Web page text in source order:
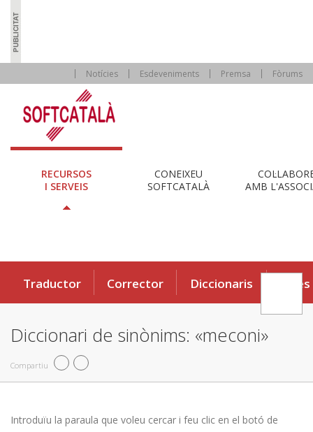
Notícies Esdeveniments Premsa Fòrums
RECURSOS
I SERVEIS
CONEIXEU
SOFTCATALÀ
AMB
Traductor Corrector Diccionaris Eines
Diccionari de sinònims: «meconi»
Compartiu
Introduïu la paraula que voleu cercar i feu clic en el botó de